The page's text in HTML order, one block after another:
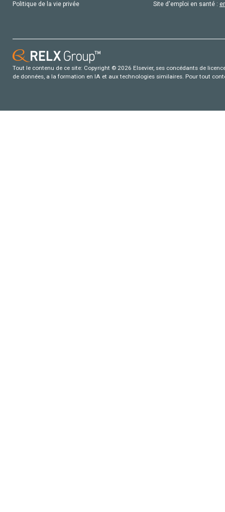
Politique de la vie privée
Site d'emploi en santé :
Tout le contenu de ce site: Copyright © 2026 Elsevier, ses concédants de
de données, a la formation en IA et aux technologies similaires. Pour tout